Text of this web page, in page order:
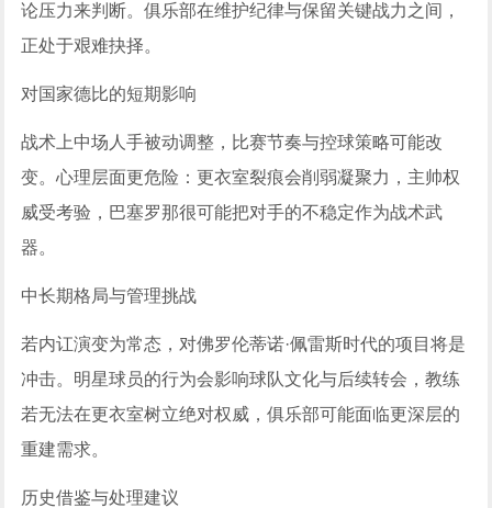
论压力来判断。俱乐部在维护纪律与保留关键战力之间，
正处于艰难抉择。
对国家德比的短期影响
战术上中场人手被动调整，比赛节奏与控球策略可能改
变。心理层面更危险：更衣室裂痕会削弱凝聚力，主帅权
威受考验，巴塞罗那很可能把对手的不稳定作为战术武
器。
中长期格局与管理挑战
若内讧演变为常态，对佛罗伦蒂诺·佩雷斯时代的项目将是
冲击。明星球员的行为会影响球队文化与后续转会，教练
若无法在更衣室树立绝对权威，俱乐部可能面临更深层的
重建需求。
历史借鉴与处理建议